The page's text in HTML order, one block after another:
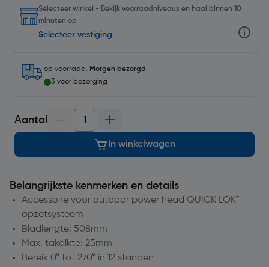
Selecteer winkel - Bekijk voorraadniveaus en haal binnen 10
minuten op
Selecteer vestiging
op voorraad. Morgen bezorgd .
3 voor bezorging
Aantal
In winkelwagen
Belangrijkste kenmerken en details
Accessoire voor outdoor power head QUICK LOK™
opzetsysteem
Bladlengte: 508mm
Max. takdikte: 25mm
Bereik 0° tot 270° in 12 standen